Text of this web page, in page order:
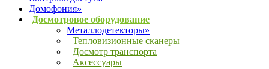
Домофония»
Досмотровое оборудование
Металлодетекторы»
Тепловизионные сканеры
Досмотр транспорта
Аксессуары